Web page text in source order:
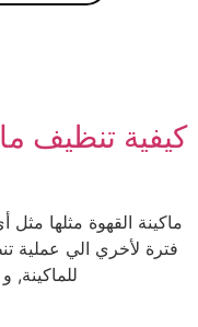
كيفية تنظيف
ماكينة القهوة مثلها
فترة لأخري الي عملية
للماكينة,